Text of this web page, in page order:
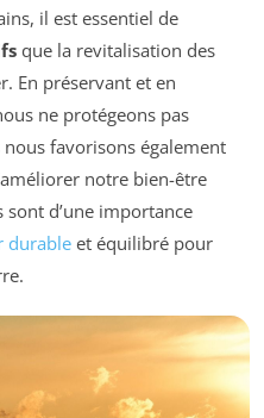
il est essentiel de
que la revitalisation des
En préservant et en
ne protégeons pas
favorisons également
notre bien-être
sont d’une importance
durable et équilibré pour